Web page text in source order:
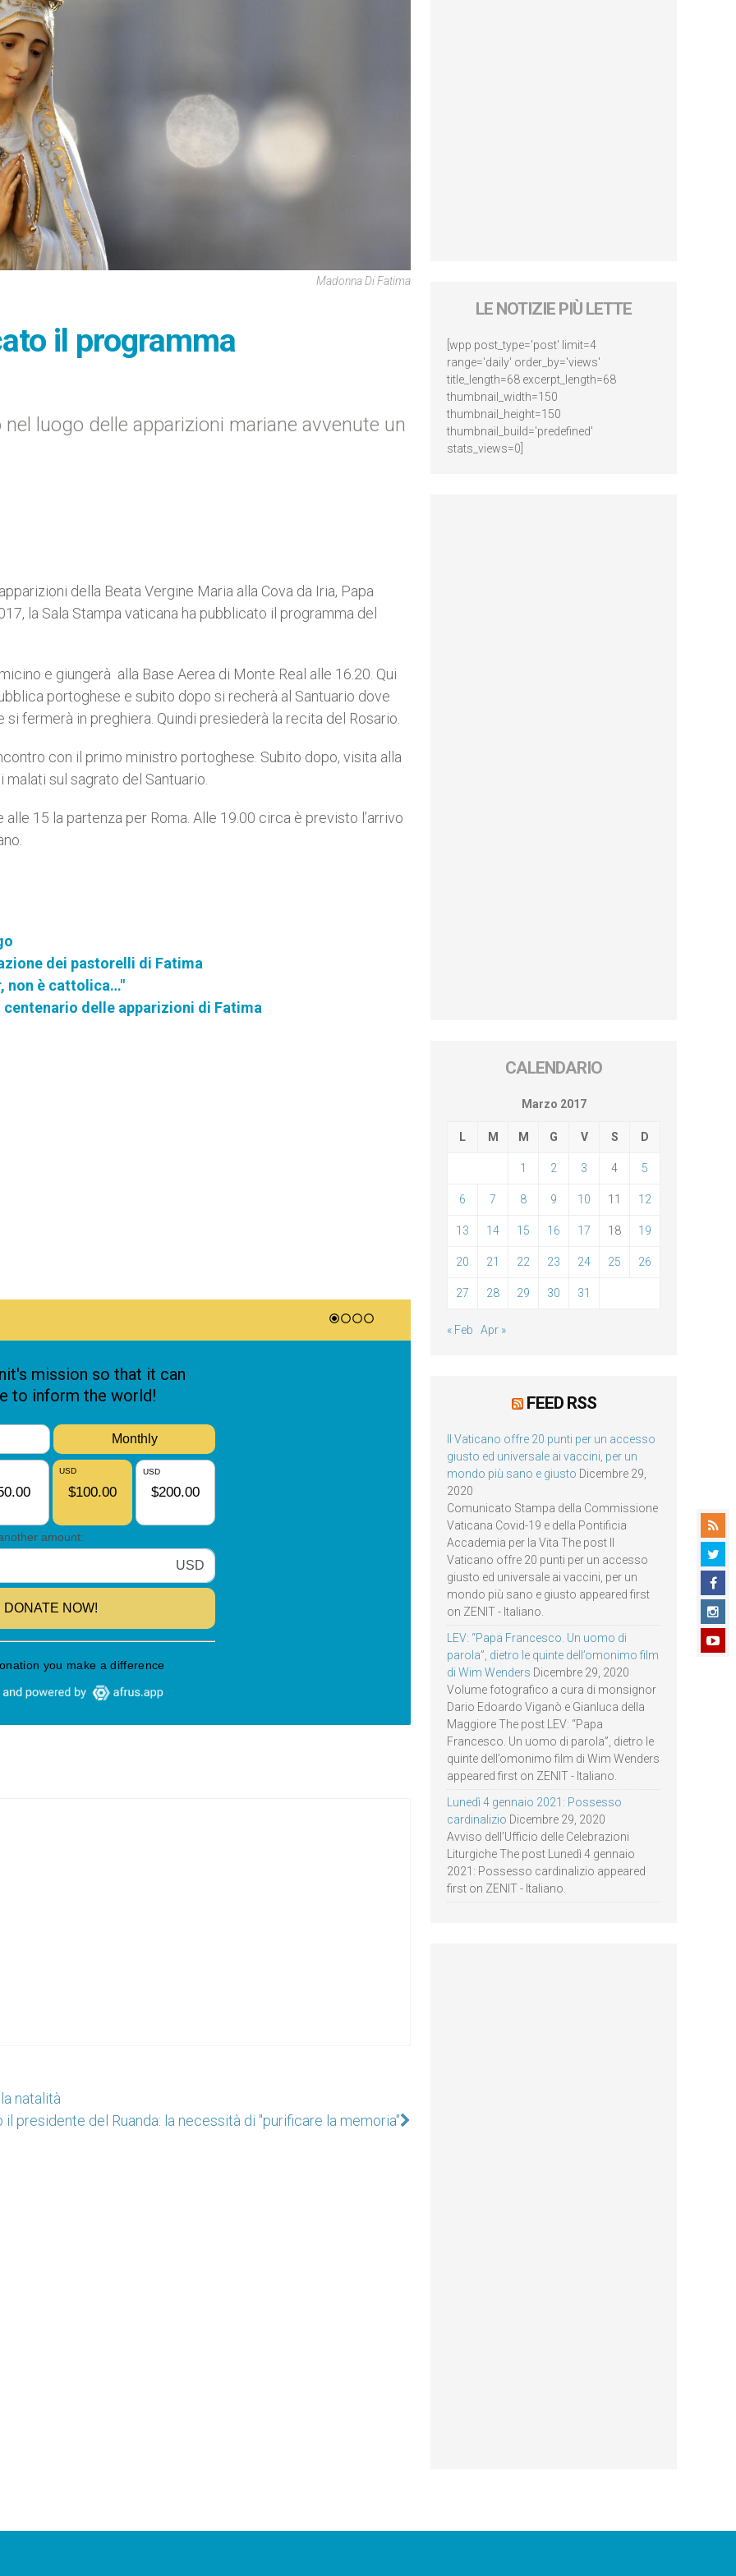
Madonna Di Fatima
il programma
luogo delle apparizioni mariane avvenute un
della Beata Vergine Maria alla Cova da Iria, Papa
la Sala Stampa vaticana ha pubblicato il programma del
e giungerà alla Base Aerea di Monte Real alle 16.20. Qui
portoghese e subito dopo si recherà al Santuario dove
fermerà in preghiera. Quindi presiederà la recita del Rosario.
con il primo ministro portoghese. Subito dopo, visita alla
sul sagrato del Santuario.
15 la partenza per Roma. Alle 19.00 circa è previsto l’arrivo
dei pastorelli di Fatima
non è cattolica…"
delle apparizioni di Fatima
natalità
il presidente del Ruanda: la necessità di "purificare la memoria"
LE NOTIZIE PIÙ LETTE
[wpp post_type='post' limit=4
range='daily' order_by='views'
title_length=68 excerpt_length=68
thumbnail_width=150
thumbnail_height=150
thumbnail_build='predefined'
stats_views=0]
CALENDARIO
Marzo 2017
L M M G V S D
1 2 3 4 5
6 7 8 9 10 11 12
13 14 15 16 17 18 19
20 21 22 23 24 25 26
27 28 29 30 31
« Feb Apr »
FEED RSS
Il Vaticano offre 20 punti per un accesso
giusto ed universale ai vaccini, per un
mondo più sano e giusto Dicembre 29,
2020
Comunicato Stampa della Commissione
Vaticana Covid-19 e della Pontificia
Accademia per la Vita The post Il
Vaticano offre 20 punti per un accesso
giusto ed universale ai vaccini, per un
mondo più sano e giusto appeared first
on ZENIT - Italiano.
LEV: “Papa Francesco. Un uomo di
parola”, dietro le quinte dell’omonimo film
di Wim Wenders Dicembre 29, 2020
Volume fotografico a cura di monsignor
Dario Edoardo Viganò e Gianluca della
Maggiore The post LEV: “Papa
Francesco. Un uomo di parola”, dietro le
quinte dell’omonimo film di Wim Wenders
appeared first on ZENIT - Italiano.
Lunedì 4 gennaio 2021: Possesso
cardinalizio Dicembre 29, 2020
Avviso dell’Ufficio delle Celebrazioni
Liturgiche The post Lunedì 4 gennaio
2021: Possesso cardinalizio appeared
first on ZENIT - Italiano.